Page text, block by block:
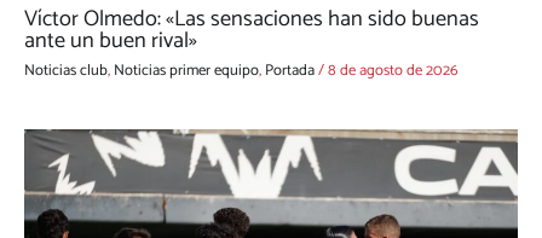
Víctor Olmedo: «Las sensaciones han sido buenas
ante un buen rival»
Noticias club,Noticias primer equipo,Portada/8 de agosto de 2026